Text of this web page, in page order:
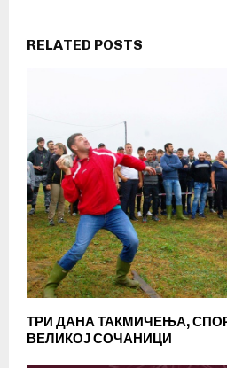
RELATED POSTS
ТРИ ДАНА ТАКМИЧЕЊА,
ВЕЛИКОЈ СОЧАНИЦИ